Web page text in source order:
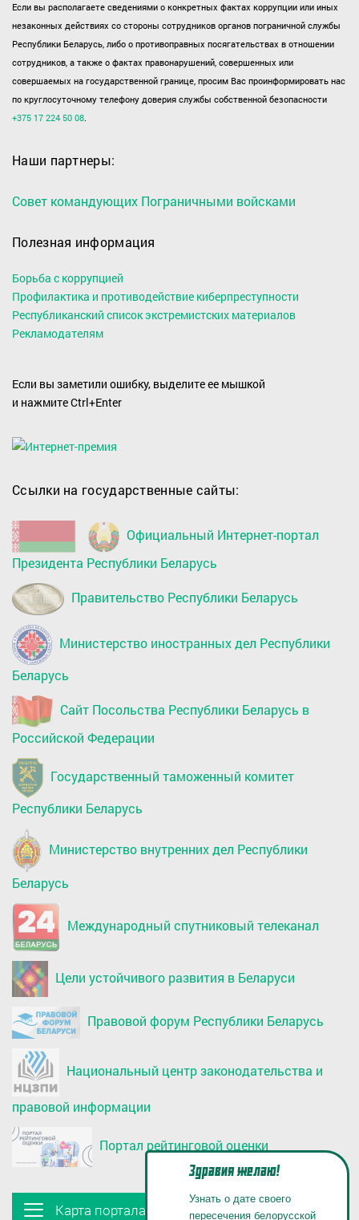
Если вы располагаете сведениями о конкретных фактах коррупции или иных
незаконных действиях со стороны сотрудников органов пограничной службы
Республики Беларусь, либо о противоправных посягательствах в отношении
сотрудников, а также о фактах правонарушений, совершенных или
совершаемых на государственной границе, просим Вас проинформировать нас
по круглосуточному телефону доверия службы собственной безопасности
+375 17 224 50 08.
Наши партнеры:
Совет командующих Пограничными войсками
Полезная информация
Борьба с коррупцией
Профилактика и противодействие киберпреступности
Республиканский список экстремистских материалов
Рекламодателям
Если вы заметили ошибку, выделите ее мышкой
и нажмите Ctrl+Enter
Ссылки на государственные сайты:
Официальный Интернет-портал
Президента Республики Беларусь
Правительство Республики Беларусь
Министерство иностранных дел Республики
Беларусь
Сайт Посольства Республики Беларусь в
Российской Федерации
Государственный таможенный комитет
Республики Беларусь
Министерство внутренних дел Республики
Беларусь
Международный спутниковый телеканал
Цели устойчивого развития в Беларуси
Правовой форум Республики Беларусь
Национальный центр законодательства и
правовой информации
Портал рейтинговой оценки
Карта портала
Здравия желаю!
Узнать о дате своего
пересечения белорусской